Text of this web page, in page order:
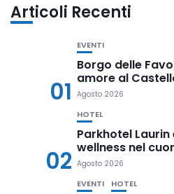
Articoli Recenti
01
EVENTI
Borgo delle
amore al
Agosto 2026
02
HOTEL
Parkhotel
wellness nel
Agosto 2026
EVENTI HOTEL